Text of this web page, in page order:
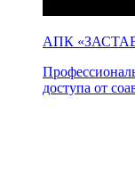
АПК
доступа от